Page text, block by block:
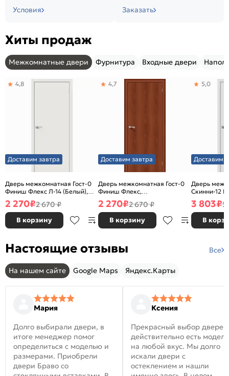
Условия Заказать
Хиты продаж
Межкомнатные двери Фурнитура Входные двери
Доставим завтра
Дверь межкомнатная Гост-0
Финиш Флекс Л-14 (Белый),
глухая, каркасно-щитовая
4,8
2 270₽2 670 ₽
В корзину
Доставим завтра
Дверь межкомнатная Гост-0
Финиш Флекс,
Ламинированные Л-11
(ИталОрех), глухая, каркасно-
щитовая
4,7
2 270₽2 670 ₽
В корзину
Доставим
Дверь
Скинни-12
глухая,
5,0
3 803₽5
В
Настоящие отзывы Все
На нашем сайте Google Maps Яндекс.Карты
Мария
Долго выбирали двери, в
итоге менеджер помог
определиться с моделью и
размерами. Приобрели
двери Браво со
Ксения
Прекрасный выбор
действительно есть модели
на любой вкус. Мы долго
искали двери с
остеклением и нашли